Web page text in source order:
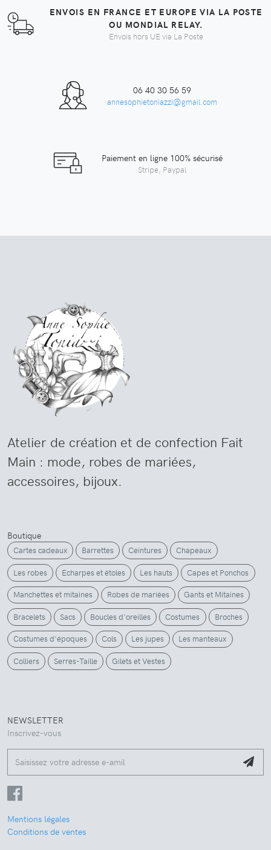
ENVOIS EN FRANCE ET EUROPE VIA LA POSTE
OU MONDIAL RELAY.
Envois hors UE via La Poste
06 40 30 56 59
annesophietoniazzi@gmail.com
Paiement en ligne 100% sécurisé
Stripe, Paypal
Atelier de création et de confection Fait
Main : mode, robes de mariées,
accessoires, bijoux.
Boutique
Cartes cadeaux Barrettes Ceintures Chapeaux
Les robes Echarpes et étoles Les hauts Capes et Ponchos
Manchettes et mitaines Robes de mariées Gants et Mitaines
Bracelets Sacs Boucles d'oreilles Costumes Broches
Costumes d'époques Cols Les jupes Les manteaux
Colliers Serres-Taille Gilets et Vestes
NEWSLETTER
Inscrivez-vous
Mentions légales
Conditions de ventes